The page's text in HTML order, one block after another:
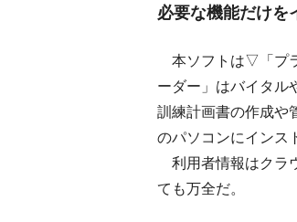
必要な機能だけを
本ソフトは▽「プ
ーダー」はバイタル
訓練計画書の作成や
のパソコンにインス
利用者情報はクラ
ても万全だ。